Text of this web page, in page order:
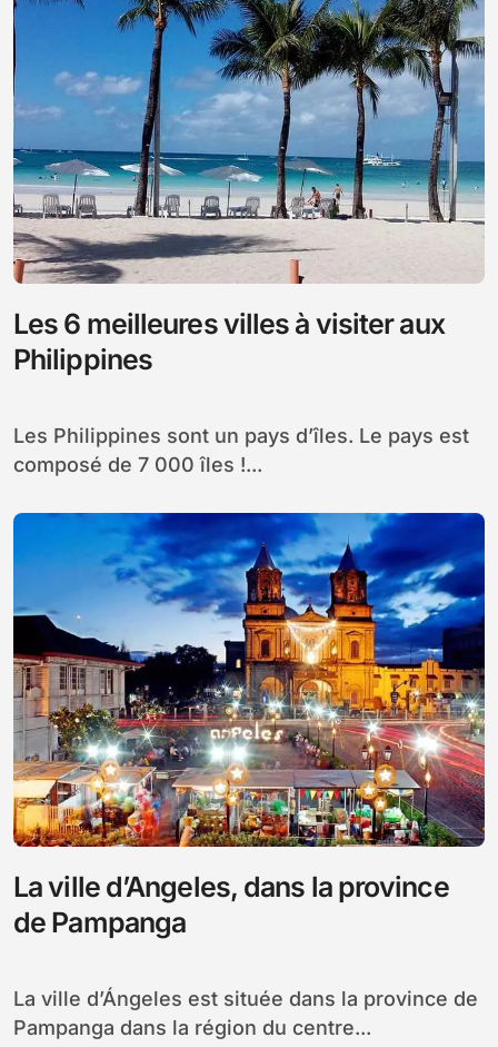
Les 6 meilleures villes à visiter aux
Philippines
Les Philippines sont un pays d’îles. Le pays est
composé de 7 000 îles !...
La ville d’Angeles, dans la province
de Pampanga
La ville d’Ángeles est située dans la province de
Pampanga dans la région du centre...